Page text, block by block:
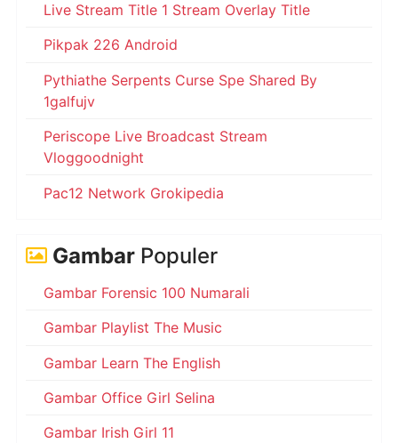
Live Stream Title 1 Stream Overlay Title
Pikpak 226 Android
Pythiathe Serpents Curse Spe Shared By
1galfujv
Periscope Live Broadcast Stream
Vloggoodnight
Pac12 Network Grokipedia
Gambar Populer
Gambar Forensic 100 Numarali
Gambar Playlist The Music
Gambar Learn The English
Gambar Office Girl Selina
Gambar Irish Girl 11